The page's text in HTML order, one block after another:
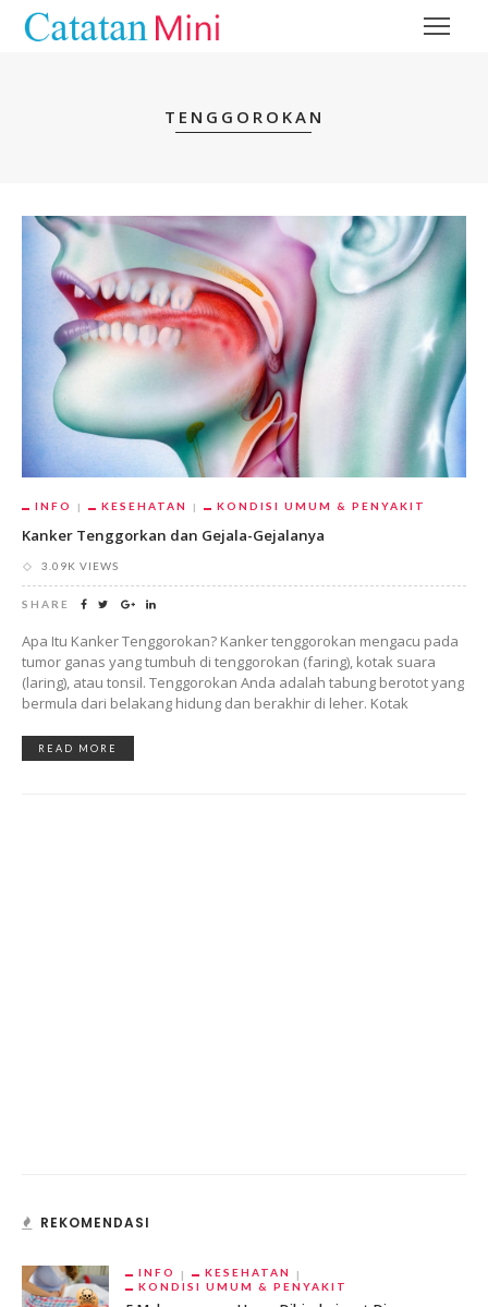
TENGGOROKAN
INFO KESEHATAN KONDISI UMUM & PENYAKIT
Kanker Tenggorkan dan Gejala-Gejalanya
3.09K VIEWS
SHARE
Apa Itu Kanker Tenggorokan? Kanker tenggorokan mengacu pada
tumor ganas yang tumbuh di tenggorokan (faring), kotak suara
(laring), atau tonsil. Tenggorokan Anda adalah tabung berotot yang
bermula dari belakang hidung dan berakhir di leher. Kotak
READ MORE
REKOMENDASI
INFO
KESEHATAN
KONDISI UMUM & PENYAKIT